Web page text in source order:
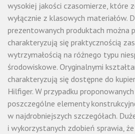
wysokiej jakości czasomierze, które
wyłącznie z klasowych materiałów.
prezentowanych produktach można
charakteryzują się praktycznością
wytrzymałością na różnego typu
środowiskowe. Oryginalnymi
charakteryzują się dostępne do
Hilfiger. W przypadku
poszczególne elementy
w najdrobniejszych szczegółach.
i wykorzystanych zdobień sprawia,